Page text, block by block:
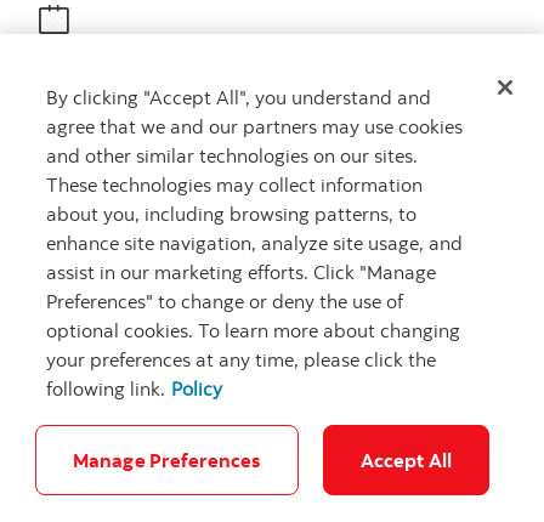
Rencontrez un conseiller
Prenez rendez-vous
Carrières Ma banque à moi Notes juridiques Confidentialité
By clicking "Accept All", you understand and
agree that we and our partners may use cookies
and other similar technologies on our sites.
These technologies may collect information
about you, including browsing patterns, to
enhance site navigation, analyze site usage, and
assist in our marketing efforts. Click "Manage
Preferences" to change or deny the use of
optional cookies. To learn more about changing
your preferences at any time, please click the
following link. Policy
Manage Preferences Accept All